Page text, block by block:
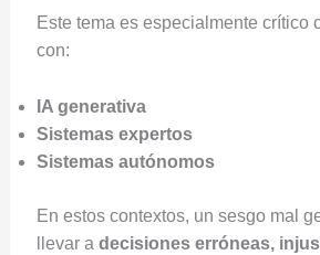
Este tema es especialmente crítico
con:
IA generativa
Sistemas expertos
Sistemas autónomos
En estos contextos, un sesgo mal
llevar a decisiones erróneas,